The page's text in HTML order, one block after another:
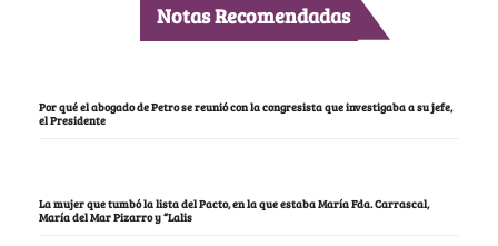
Notas Recomendadas
Por qué el abogado de Petro se reunió con la congresista que investigaba a su jefe,
el Presidente
La mujer que tumbó la lista del Pacto, en la que estaba María Fda. Carrascal,
María del Mar Pizarro y “Lalis